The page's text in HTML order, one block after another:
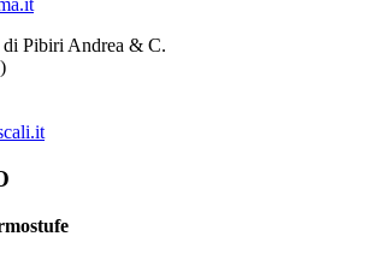
Pibiri Andrea & C.